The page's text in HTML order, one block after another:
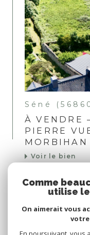
Séné
À VENDRE
PIERRE
MORBIHAN
Voir le bien
Comme
utilise
On aimerait vous